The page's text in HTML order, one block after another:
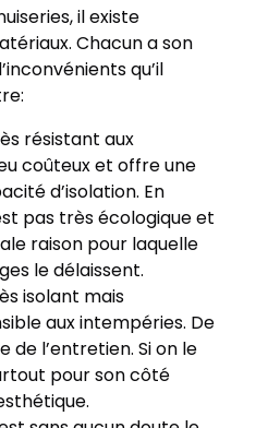
il existe
Chacun a son
qu’il
résistant aux
coûteux et offre une
d’isolation. En
pas très écologique et
raison pour laquelle
le délaissent.
isolant mais
aux intempéries. De
de l’entretien. Si on le
pour son côté